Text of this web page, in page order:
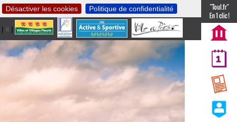
Désactiver les cookies Politique de confidentialité
| it |nl
"Toul.fr"
En 1 clic !